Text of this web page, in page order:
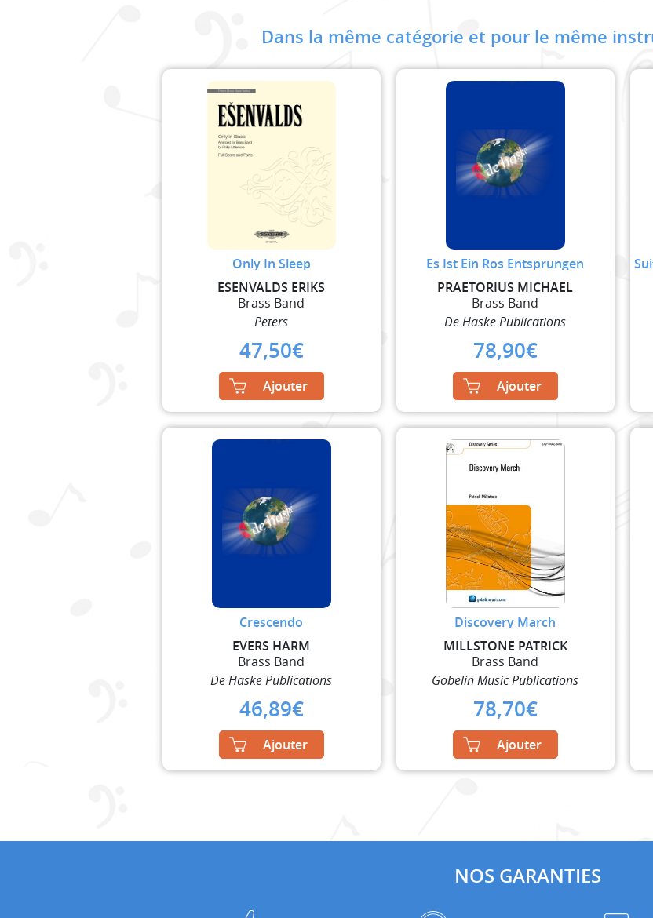
Dans la même catégorie et pour le même
Only In Sleep
ESENVALDS ERIKS
Brass Band
Peters
47,50€
Ajouter
Es Ist Ein Ros Entsprungen
PRAETORIUS MICHAEL
Brass Band
De Haske Publications
78,90€
Ajouter
Crescendo
EVERS HARM
Brass Band
De Haske Publications
46,89€
Ajouter
Discovery March
MILLSTONE PATRICK
Brass Band
Gobelin Music Publications
78,70€
Ajouter
NOS GARANTIES